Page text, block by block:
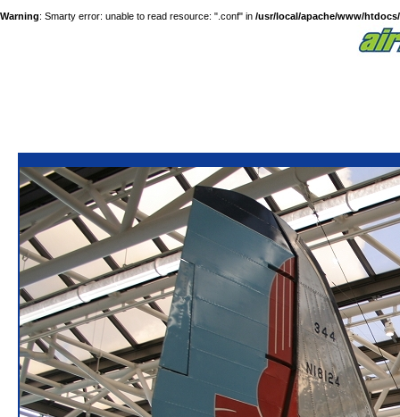
Warning: Smarty error: unable to read resource: ".conf" in /usr/local/apache/www/